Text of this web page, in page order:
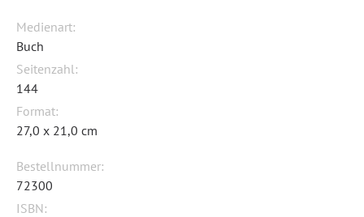
Medienart:
Buch
Seitenzahl:
144
Format:
27,0 x 21,0 cm
Bestellnummer:
72300
ISBN: